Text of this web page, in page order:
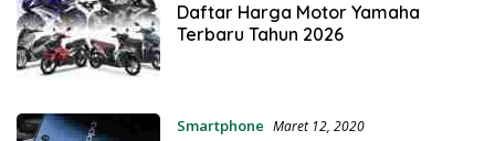
Daftar Harga Motor Yamaha
Terbaru Tahun 2026
Smartphone Maret 12, 2020